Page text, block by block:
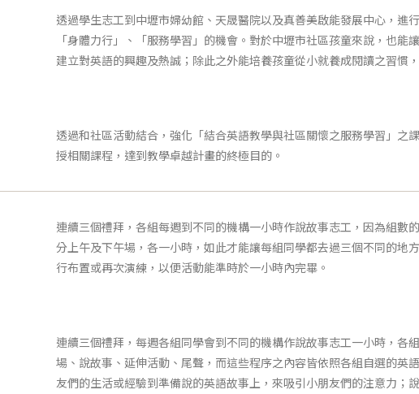
透過學生志工到中壢市婦幼館、天晟醫院以及真善美啟能發展中心，進
「身體力行」、「服務學習」的機會。對於中壢市社區孩童來說，也能
建立對英語的興趣及熱誠；除此之外能培養孩童從小就養成閱讀之習慣
透過和社區活動結合，強化「結合英語教學與社區關懷之服務學習」之
授相關課程，達到教學卓越計畫的終極目的。
連續三個禮拜，各組每週到不同的機構一小時作說故事志工，因為組數
分上午及下午場，各一小時，如此才能讓每組同學都去過三個不同的地
行布置或再次演練，以便活動能準時於一小時內完畢。
連續三個禮拜，每週各組同學會到不同的機構作說故事志工一小時，各
場、說故事、延伸活動、尾聲，而這些程序之內容皆依照各組自選的英
友們的生活或經驗到準備說的英語故事上，來吸引小朋友們的注意力；